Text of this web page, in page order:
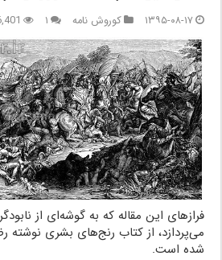
۱۳۹۵-۰۸-۱۷
کوروش نامه ۱
فرازهای این مقاله كه به گوشه‌ای از
می‌پردازد، از کتاب رنج‌های بشری نوشته
شده است.